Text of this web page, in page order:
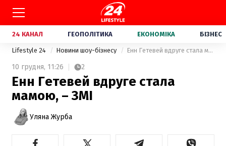
24 КАНАЛ ГЕОПОЛІТИКА ЕКОНОМІКА БІЗНЕС
Lifestyle 24 Новини шоу-бізнесу Енн Гетевей вдруге стала мамою, – ЗМІ
10 грудня, 11:26 2
Енн Гетевей вдруге стала
мамою, – ЗМІ
Уляна Журба